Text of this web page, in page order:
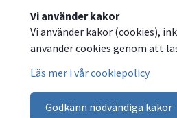
Vi använder kakor
Vi använder kakor (cookies),
använder cookies genom att
Läs mer i vår cookiepolicy
Godkänn nödvändiga kakor